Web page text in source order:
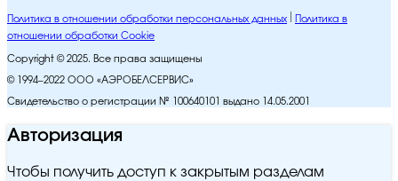
Политика в отношении обработки персональных данных
Политика в
отношении обработки Cookie
Copyright © 2025. Все права защищены
© 1994–2022 ООО «АЭРОБЕЛСЕРВИС»
Свидетельство о регистрации № 100640101 выдано 14.05.2001
Авторизация
Чтобы получить доступ к закрытым разделам